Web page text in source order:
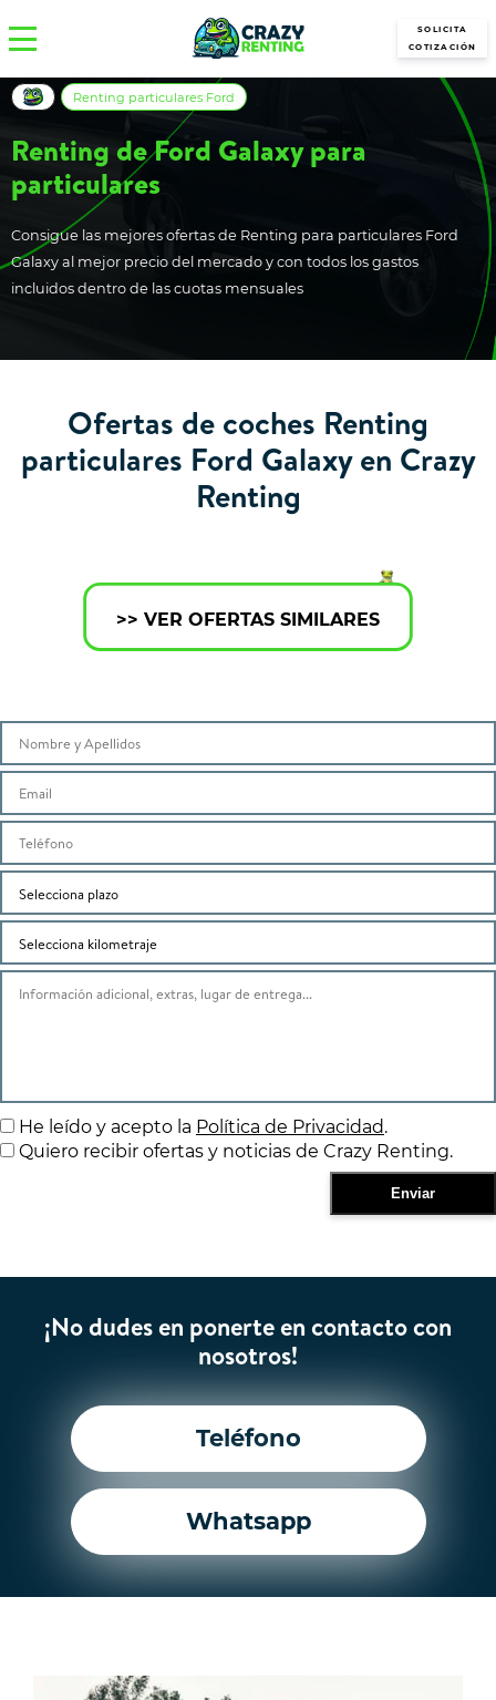
SOLICITA
COTIZACIÓN
Renting de Ford Galaxy para
particulares
Consigue las mejores ofertas de Renting para particulares Ford
Galaxy al mejor precio del mercado y con todos los gastos
incluidos dentro de las cuotas mensuales
Renting particulares Ford
Ofertas de coches Renting
particulares Ford Galaxy en Crazy
Renting
>> VER OFERTAS SIMILARES
He leído y acepto la Política de Privacidad.
Quiero recibir ofertas y noticias de Crazy Renting.
¡No dudes en ponerte en contacto con
nosotros!
Teléfono
Whatsapp